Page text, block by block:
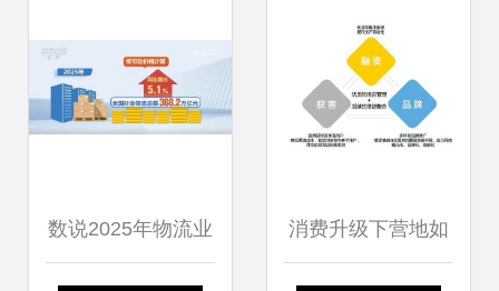
数说2025年物流业 消费升级下营地如